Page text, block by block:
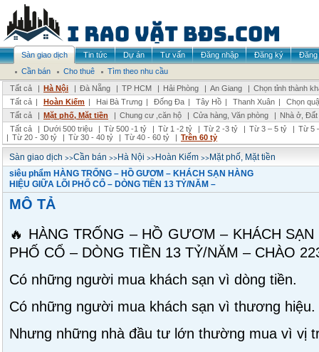
Sàn giao dịch Tin tức Dự án Tư vấn Đăng nhập Đăng ký
Đăng
Cần bán
Cho thuê
Tìm theo nhu cầu
Tất cả
| Hà Nội | Đà Nẵng | TP HCM | Hải Phòng | An Giang | Chọn tỉnh thành
Tất cả | Hoàn Kiếm | Hai Bà Trưng | Đống Đa | Tây Hồ | Thanh Xuân |
Chọn
Tất cả
| Mặt phố, Mặt tiền | Chung cư ,căn hộ | Cửa hàng, Văn phòng | Nhà ở,
Tất cả
| Dưới 500 triệu | Từ 500 -1 tỷ | Từ 1 -2 tỷ | Từ 2 -3 tỷ | Từ 3 – 5 tỷ | Từ 5
| Từ 20 - 30 tỷ | Từ 30 - 40 tỷ | Từ 40 - 60 tỷ | Trên 60 tỷ
Sàn giao dịch >>Cần bán >>Hà Nội >>Hoàn Kiếm >>Mặt phố, Mặt tiền
siêu phẩm HÀNG TRỐNG – HỒ GƯƠM – KHÁCH SẠN HÀNG
HIỆU GIỮA LÕI PHỐ CỔ – DÒNG TIỀN 13 TỶ/NĂM –
MÔ TẢ
🔥 HÀNG TRỐNG – HỒ GƯƠM – KHÁCH
PHỐ CỔ – DÒNG TIỀN 13 TỶ/NĂM – CHÀO
Có những người mua khách sạn vì dòng tiền.
Có những người mua khách sạn vì thương hiệu.
Nhưng những nhà đầu tư lớn thường mua vì vị